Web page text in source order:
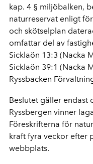
kap. 4 § miljöbalken,
naturreservat enligt
och skötselplan
omfattar del av
Sicklaön 13:3 (Nacka
Sicklaön 39:1 (Nacka
Ryssbacken
Beslutet gäller endast
Ryssbergen vinner
Föreskrifterna för
kraft fyra veckor efter
webbplats.